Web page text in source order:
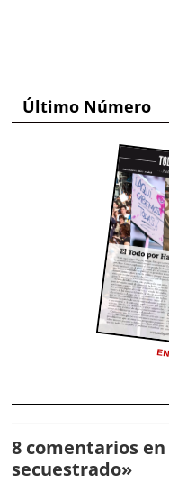
Último Número
8 comentarios en
secuestrado»